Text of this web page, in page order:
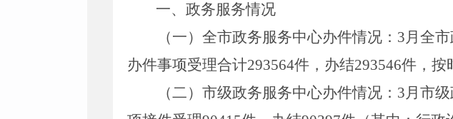
一、政务服务情况
（一）全市政务服务中心办件情况： 3月全
办件事项受理合计293564件，办结293546件，按
（二）市级政务服务中心办件情况 ： 3月市